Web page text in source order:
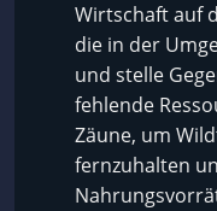
Wirtschaft auf
die in der
und stelle
fehlende
Zäune, um
fernzuhalten